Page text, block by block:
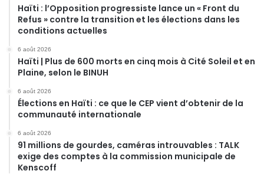
Haïti : l’Opposition progressiste lance un « Front du
Refus » contre la transition et les élections dans les
conditions actuelles
6 août 2026
Haïti | Plus de 600 morts en cinq mois à Cité Soleil et en
Plaine, selon le BINUH
6 août 2026
Élections en Haïti : ce que le CEP vient d’obtenir de la
communauté internationale
6 août 2026
91 millions de gourdes, caméras introuvables : TALK
exige des comptes à la commission municipale de
Kenscoff